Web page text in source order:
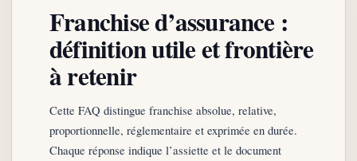
Franchise d’assurance :
définition utile et frontière
à retenir
Cette FAQ distingue franchise absolue, relative,
proportionnelle, réglementaire et exprimée en durée.
Chaque réponse indique l’assiette et le document